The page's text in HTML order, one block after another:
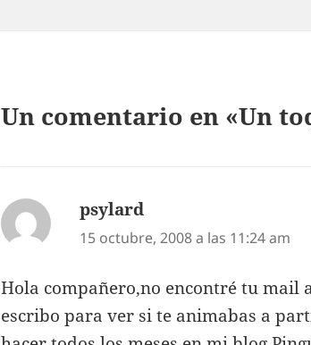
Un comentario en «Un
psylard
15 octubre, 2008 a las 11:24 am
Hola compañero,no encontré tu mail
escribo para ver si te animabas a